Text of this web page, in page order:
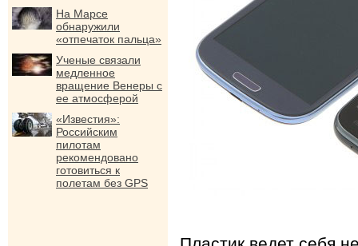
На Марсе
обнаружили
«отпечаток пальца»
Ученые связали
медленное
вращение Венеры с
ее атмосферой
«Известия»:
Российским
пилотам
рекомендовано
готовиться к
полетам без GPS